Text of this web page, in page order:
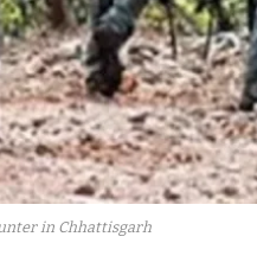
in Chhattisgarh